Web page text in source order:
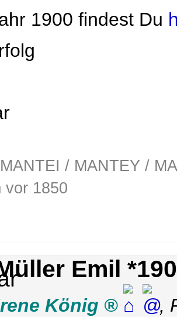
1900 findest Du
/ MANTEY /
vor 1850
Emil
König ,